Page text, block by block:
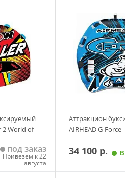
2 World of
под заказ
Привезем к 22
августа
Аттракцион
AIRHEAD G-Force
34 100 р.